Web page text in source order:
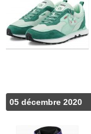
05 décembre 2020